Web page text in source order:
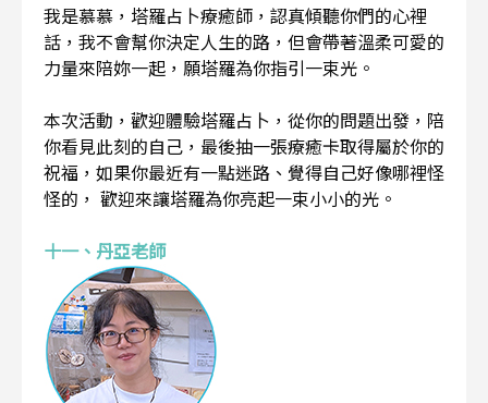
我是慕慕，塔羅占卜療癒師，認真傾聽你們的心裡
話，我不會幫你決定人生的路，但會帶著溫柔可愛的
力量來陪妳一起，願塔羅為你指引一束光。
本次活動，歡迎體驗塔羅占卜，從你的問題出發，陪
你看見此刻的自己，最後抽一張療癒卡取得屬於你的
祝福，如果你最近有一點迷路、覺得自己好像哪裡怪
怪的， 歡迎來讓塔羅為你亮起一束小小的光。
十一、丹亞老師